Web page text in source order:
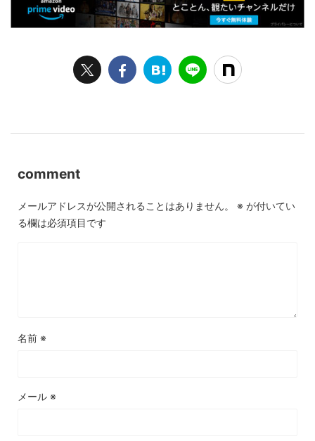
comment
メールアドレスが公開されることはありません。 ※ が付いてい
る欄は必須項目です
名前 ※
メール ※